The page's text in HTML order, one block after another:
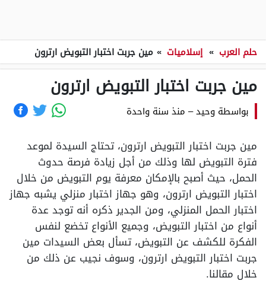
حلم العرب » إسلاميات » مين جربت اختبار التبويض ارترون
مين جربت اختبار التبويض ارترون
بواسطة وحيد– منذ سنة واحدة
مين جربت اختبار التبويض ارترون، تحتاج السيدة لموعد
فترة التبويض لها وذلك من أجل زيادة فرصة حدوث
الحمل، حيث أصبح بالإمكان معرفة يوم التبويض من خلال
اختبار التبويض ارترون، وهو جهاز اختبار منزلي يشبه جهاز
اختبار الحمل المنزلي، ومن الجدير ذكره أنه توجد عدة
أنواع من اختبار التبويض، وجميع الأنواع تخضع لنفس
الفكرة للكشف عن التبويض، تسأل بعض السيدات مين
جربت اختبار التبويض ارترون، وسوف نجيب عن ذلك من
خلال مقالنا.